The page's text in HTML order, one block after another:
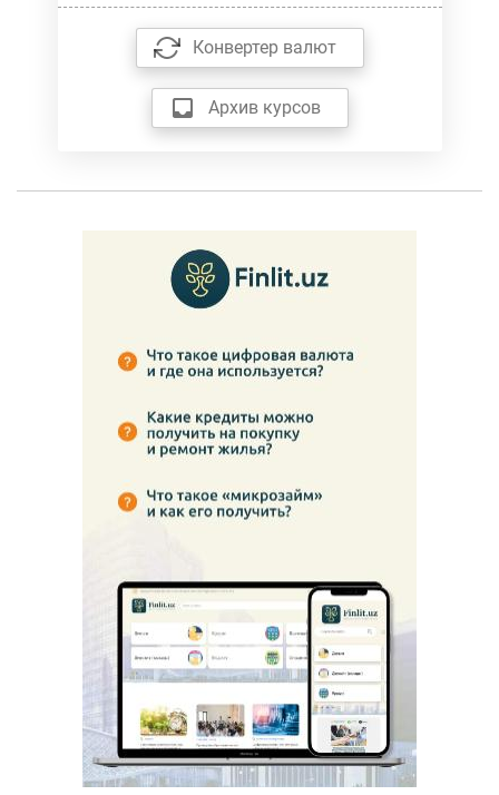
Конвертер валют
Архив курсов